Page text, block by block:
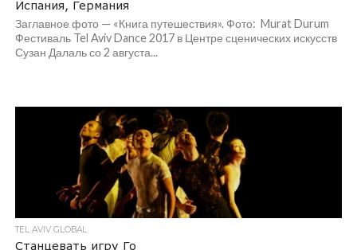
Испания, Германия
Заглавное фото — «Книга путешествия». Фото: Murat Durum
Фестиваль Tel Aviv Dance 2017 в Центре сценических искусств
Сузан Далаль со 2 августа...
TEL AVIV GLOBAL
Станцевать игру Го